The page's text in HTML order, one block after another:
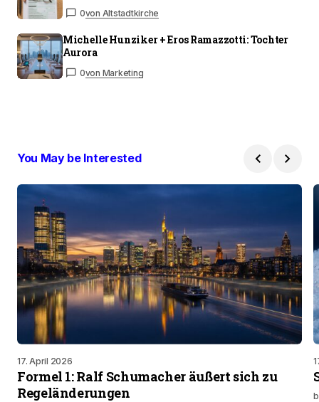
0von Altstadtkirche
Michelle Hunziker + Eros Ramazzotti: Tochter
Aurora
0von Marketing
You May be Interested
17. April 2026
Formel 1: Ralf Schumacher äußert sich zu
Regeländerungen